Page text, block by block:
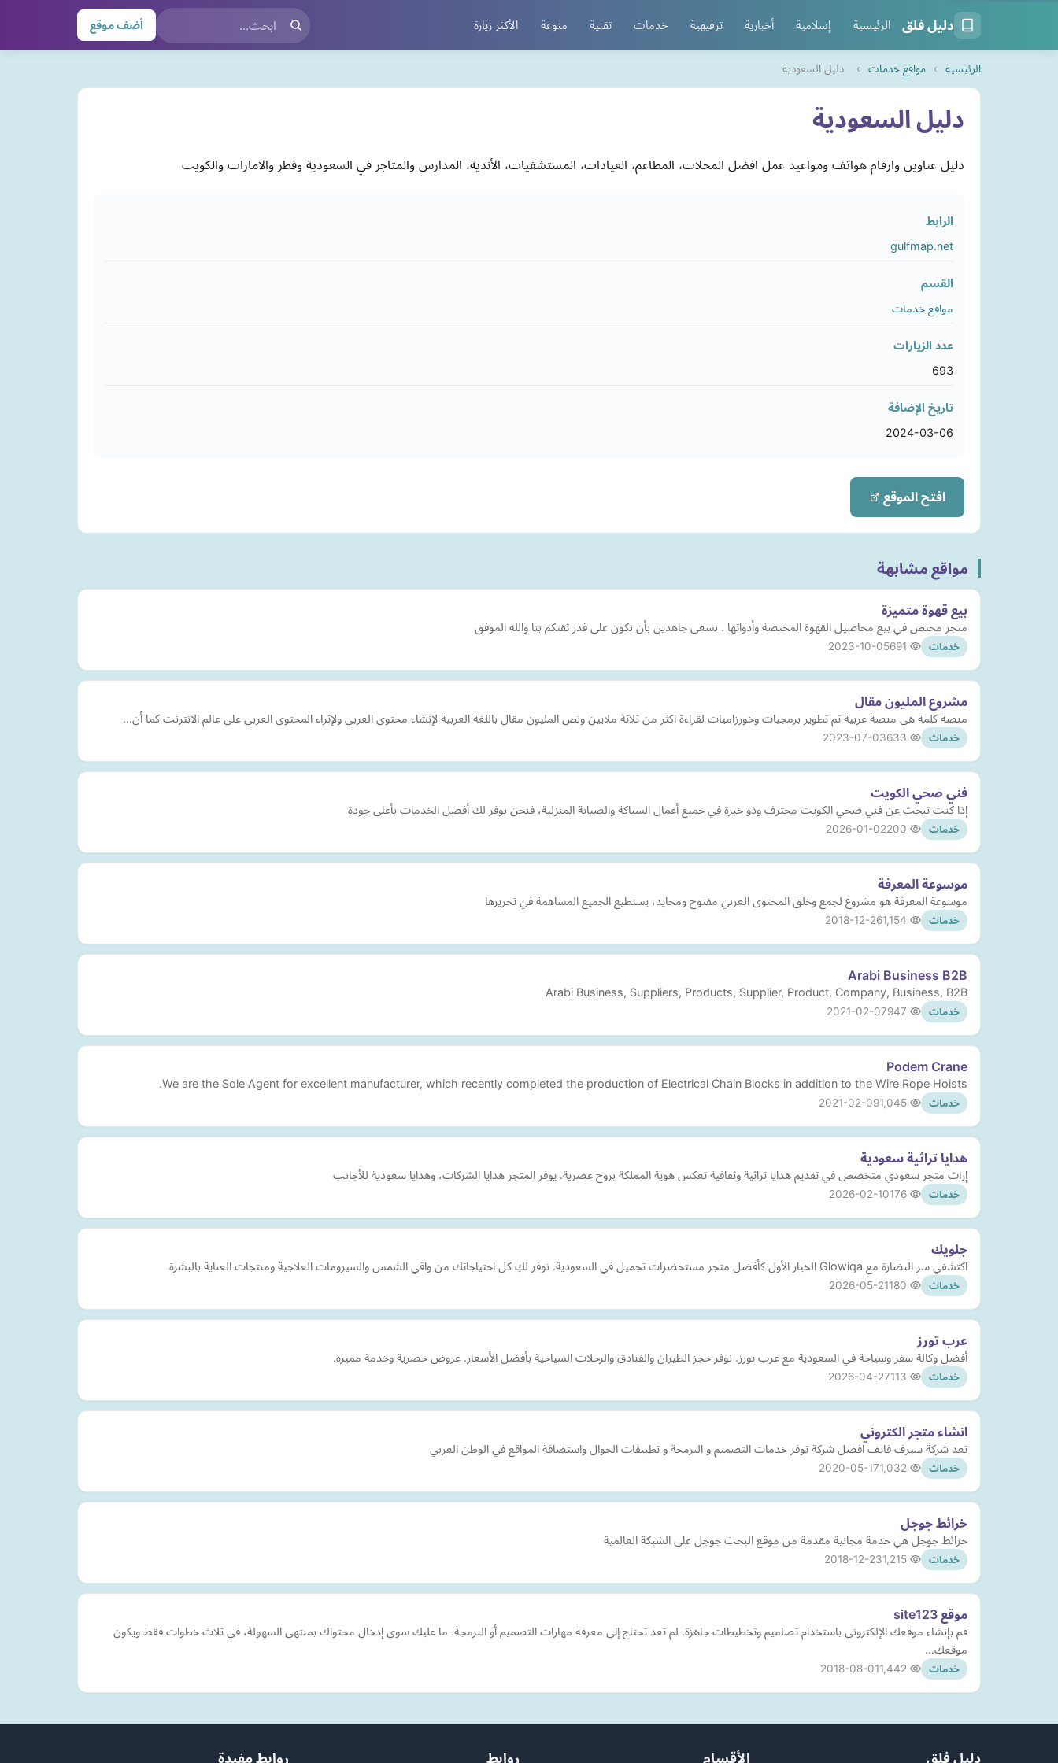
دليل فلق الرئيسية إسلامية أخبارية ترفيهية خدمات تقنية منوعة الأكثر زيارة أضف موقع
الرئيسية › مواقع خدمات › دليل السعودية
دليل السعودية
دليل عناوين وارقام هواتف ومواعيد عمل افضل المحلات، المطاعم، العيادات، المستشفيات، الأندية، المدارس والمتاجر في السعودية وقطر والامارات والكويت
الرابط
gulfmap.net
القسم
مواقع خدمات
عدد الزيارات
693
تاريخ الإضافة
2024-03-06
افتح الموقع
مواقع مشابهة
بيع قهوة متميزة
متجر مختص في بيع محاصيل القهوة المختصة وأدواتها . نسعى جاهدين بأن نكون على قدر ثقتكم بنا والله الموفق
خدمات 2023-10-05
مشروع المليون مقال
منصة كلمة هي منصة عربية تم تطوير برمجيات وخورزاميات لقراءة اكثر من ثلاثة ملايين ونص المليون مقال باللغة العربية لإنشاء محتوى العربي ولإثراء المحتوى العربي على عالم الانترنت كما أن…
خدمات 2023-07-03
فني صحي الكويت
إذا كنت تبحث عن فني صحي الكويت محترف وذو خبرة في جميع أعمال السباكة والصيانة المنزلية، فنحن نوفر لك أفضل الخدمات بأعلى جودة
خدمات 2026-01-02
موسوعة المعرفة
موسوعة المعرفة هو مشروع لجمع وخلق المحتوى العربي مفتوح ومحايد، يستطيع الجميع المساهمة في تحريرها
خدمات 2018-12-26
Arabi Business B2B
Arabi Business, Suppliers, Products, Supplier, Product, Company, Business, B2B
خدمات 2021-02-07
Podem Crane
We are the Sole Agent for excellent manufacturer, which recently completed the production of Electrical Chain Blocks in addition to the Wire Rope Hoists.
خدمات 2021-02-09
هدايا تراثية سعودية
إراث متجر سعودي متخصص في تقديم هدايا تراثية وثقافية تعكس هوية المملكة بروح عصرية. يوفر المتجر هدايا الشركات، وهدايا سعودية للأجانب
خدمات 2026-02-10
جلويك
اكتشفي سر النضارة مع Glowiqa الخيار الأول كأفضل متجر مستحضرات تجميل في السعودية. نوفر لكِ كل احتياجاتك من واقي الشمس والسيرومات العلاجية ومنتجات العناية بالبشرة
خدمات 2026-05-21
عرب تورز
أفضل وكالة سفر وسياحة في السعودية مع عرب تورز. نوفر حجز الطيران والفنادق والرحلات السياحية بأفضل الأسعار. عروض حصرية وخدمة مميزة.
خدمات 2026-04-27
انشاء متجر الكتروني
تعد شركة سيرف فايف افضل شركة توفر خدمات التصميم و البرمجة و تطبيقات الجوال واستضافة المواقع في الوطن العربي
خدمات 2020-05-17
خرائط جوجل
خرائط جوجل هي خدمة مجانية مقدمة من موقع البحث جوجل على الشبكة العالمية
خدمات 2018-12-23
موقع site123
قم بإنشاء موقعك الإلكتروني باستخدام تصاميم وتخطيطات جاهزة. لم تعد تحتاج إلى معرفة مهارات التصميم أو البرمجة. ما عليك سوى إدخال محتواك بمنتهى السهولة، في ثلاث خطوات فقط ويكون
موقعك…
خدمات 2018-08-01
دليل فلق الأقسام روابط روابط مفيدة